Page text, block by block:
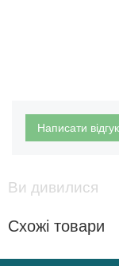
Написати відгук
Ви дивилися
Схожі товари